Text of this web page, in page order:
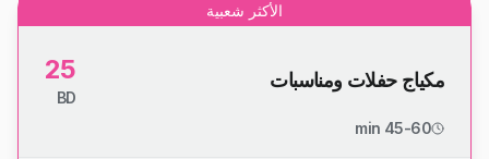
الأكثر شعبية
مكياج حفلات ومناسبات 25
BD
45-60 min